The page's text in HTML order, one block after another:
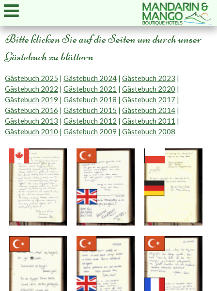
Bitte klicken Sie auf die Seiten um durch unser
Gästebuch zu blättern
Gästebuch 2025 | Gästebuch 2024 | Gästebuch 2023 |
Gästebuch 2022 | Gästebuch 2021 | Gästebuch 2020 |
Gästebuch 2019 | Gästebuch 2018 | Gästebuch 2017 |
Gästebuch 2016 | Gästebuch 2015 | Gästebuch 2014 |
Gästebuch 2013 | Gästebuch 2012 | Gästebuch 2011 |
Gästebuch 2010 | Gästebuch 2009 | Gästebuch 2008